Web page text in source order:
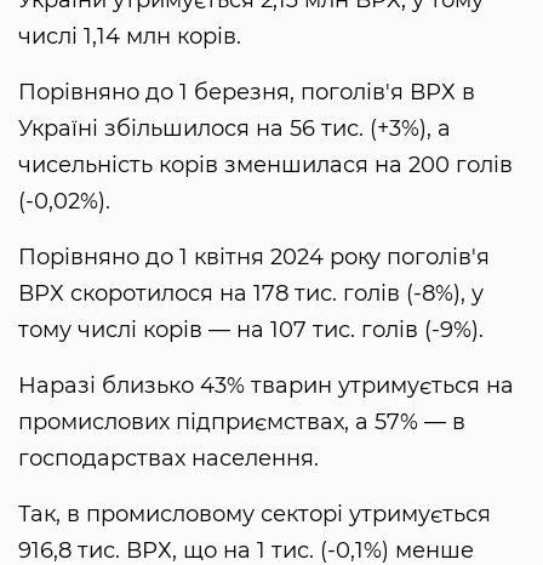
числі 1,14 млн корів.
Порівняно до 1 березня, поголів'я ВРХ в
Україні збільшилося на 56 тис. (+3%), а
чисельність корів зменшилася на 200 голів
(-0,02%).
Порівняно до 1 квітня 2024 року поголів'я
ВРХ скоротилося на 178 тис. голів (-8%), у
тому числі корів — на 107 тис. голів (-9%).
Наразі близько 43% тварин утримується на
промислових підприємствах, а 57% — в
господарствах населення.
Так, в промисловому секторі утримується
916,8 тис. ВРХ, що на 1 тис. (-0,1%) менше